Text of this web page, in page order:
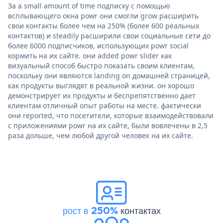
За a small amount of time подписку с помощью
всплывающего окна powr они смогли grow расширить
свои контакты более чем на 250% (более 600 реальных
контактов) и steadily расширили свои социальные сети до
более 6000 подписчиков, использующих powr social
кормить на их сайте. они added powr slider как
визуальный способ быстро показать своим клиентам,
поскольку они являются landing on домашней страницей,
как продукты выглядят в реальной жизни. он хорошо
демонстрирует их продукты и беспрепятственно дает
клиентам отличный опыт работы на месте. фактически
они reported, что посетители, которые взаимодействовали
с приложениями powr на их сайте, были вовлечены в 2,5
раза дольше, чем любой другой человек на их сайте.
рост в 250%контактах